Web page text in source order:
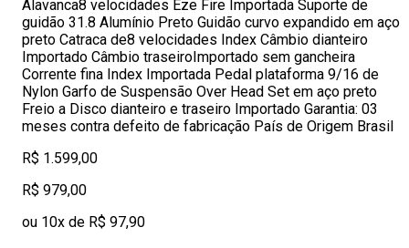
Alavanca8 velocidades Eze Fire Importada Suporte de
guidão 31.8 Alumínio Preto Guidão curvo expandido em aço
preto Catraca de8 velocidades Index Câmbio dianteiro
Importado Câmbio traseiroImportado sem gancheira
Corrente fina Index Importada Pedal plataforma 9/16 de
Nylon Garfo de Suspensão Over Head Set em aço preto
Freio a Disco dianteiro e traseiro Importado Garantia: 03
meses contra defeito de fabricação País de Origem Brasil
R$ 1.599,00
R$ 979,00
ou 10x de R$ 97,90